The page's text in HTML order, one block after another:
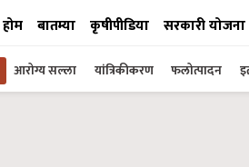
होम बातम्या कृषीपीडिया सरकारी योजना
आरोग्य सल्ला यांत्रिकीकरण फलोत्पादन